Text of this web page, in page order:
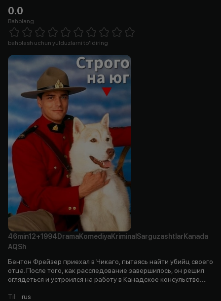
0.0
Baholang
1 Star 2 Stars 3 Stars 4 Stars5 Stars 6 Stars7 Stars8 Stars
baholash uchun yulduzlarni to'ldiring
46min12+1994 DramaKomediyaKriminal Sarguzashtlar Kanada
AQSh
Бентон Фрейзер приехал в Чикаго, пытаясь найти убийц своего
отца. После того, как расследование завершилось, он решил
оглядеться и устроился на работу в Канадское консульство….
Til: rus